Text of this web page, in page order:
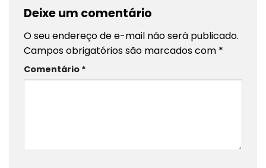
Deixe um comentário
O seu endereço de e-mail não será publicado.
Campos obrigatórios são marcados com *
Comentário *